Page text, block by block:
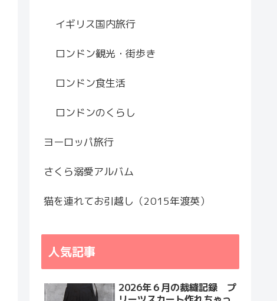
イギリス国内旅行
ロンドン観光・街歩き
ロンドン食生活
ロンドンのくらし
ヨーロッパ旅行
さくら溺愛アルバム
猫を連れてお引越し（2015年渡英）
人気記事
2026年６月の裁縫記録 プ